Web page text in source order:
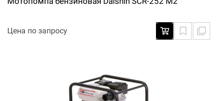
Цена по запросу